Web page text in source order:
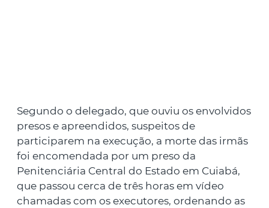
Segundo o delegado, que ouviu os envolvidos
presos e apreendidos, suspeitos de
participarem na execução, a morte das irmãs
foi encomendada por um preso da
Penitenciária Central do Estado em Cuiabá,
que passou cerca de três horas em vídeo
chamadas com os executores, ordenando as